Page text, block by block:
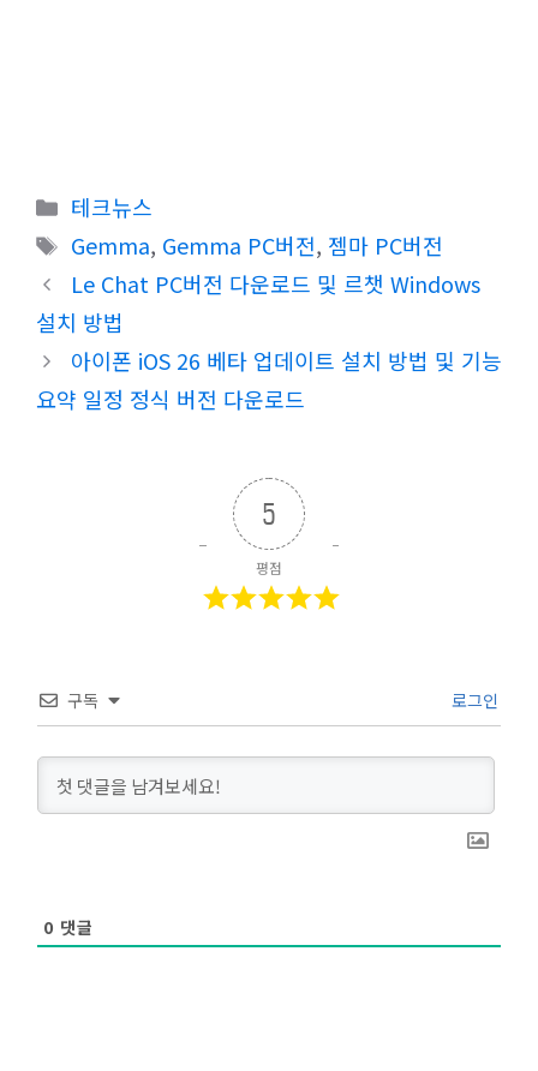
카
테
리
테크뉴스
태
그
Gemma, Gemma PC버전, 젬마 PC버전
Le Chat PC버전 다운로드 및 르챗 Windows
설치 방법
아이폰 iOS 26 베타 업데이트 설치 방법 및 기능
요약 일정 정식 버전 다운로드
5
평점
구독 로그인
0 댓글